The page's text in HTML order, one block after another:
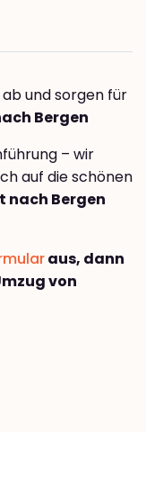
und sorgen für
Bergen
– wir
auf die schönen
nach Bergen
aus, dann
von